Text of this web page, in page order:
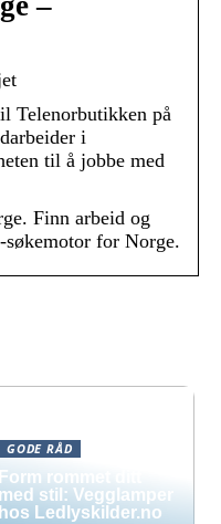
Telenorbutikken på
i
til å jobbe med
Finn arbeid og
for Norge.
GODE RÅD
Form rommet ditt
med stil: Vegglamper
hos Ledlyskilder.no